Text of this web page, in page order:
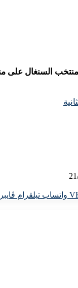
السنغال على
واتساب تيلقرام ڤايبر